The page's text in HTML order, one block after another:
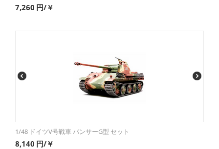
7,260 円/￥
1/48 ドイツV号戦車 パンサーG型 セット
8,140 円/￥